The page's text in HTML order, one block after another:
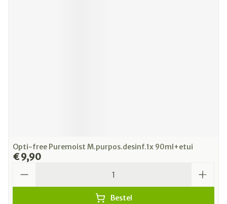
Opti-free Puremoist M.purpos.desinf.1x 90ml+etui
€ 9,90
Bestel